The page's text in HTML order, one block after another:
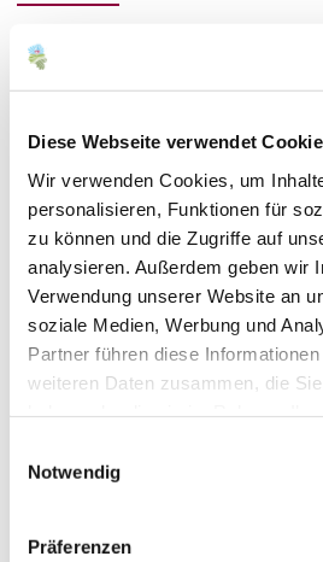
Diese Webseite verwendet
Wir verwenden Cookies, um
personalisieren, Funktionen für
zu können und die Zugriffe auf
analysieren. Außerdem geben wir
Verwendung unserer Website an
soziale Medien, Werbung und
Partner führen diese
weiteren Daten zusammen, die
Notwendig
Präferenzen